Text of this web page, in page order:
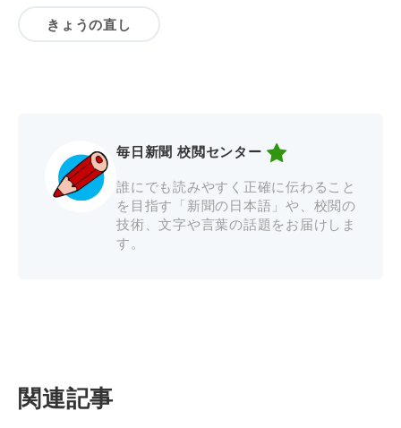
きょうの直し
毎日新聞 校閲センター
誰にでも読みやすく正確に伝わること
を目指す「新聞の日本語」や、校閲の
技術、文字や言葉の話題をお届けしま
す。
関連記事